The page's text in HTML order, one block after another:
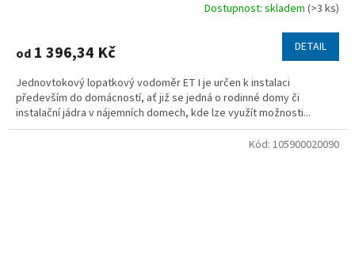
Dostupnost: skladem (>3 ks)
od 1 396,34 Kč DETAIL
Jednovtokový lopatkový vodoměr ET I je určen k instalaci
především do domácností, ať již se jedná o rodinné domy či
instalační jádra v nájemních domech, kde lze využít možnosti...
Kód: 105900020090